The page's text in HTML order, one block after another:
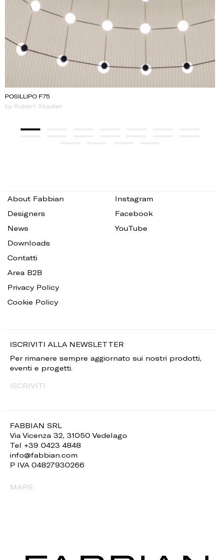
POSILLIPO F75
by Robert Stadler
FABBIAN SRL
Via Vicenza 32, 31050 Vedelago
Tel +39 0423 4848
info@fabbian.com
P IVA 04827930266
MAPS
About Fabbian
Designers
News
Downloads
Contatti
Area B2B
Privacy Policy
Cookie Policy
Instagram
Facebook
YouTube
ISCRIVITI ALLA NEWSLETTER
Per rimanere sempre aggiornato sui nostri prodotti,
eventi e progetti.
ISCRIVITI